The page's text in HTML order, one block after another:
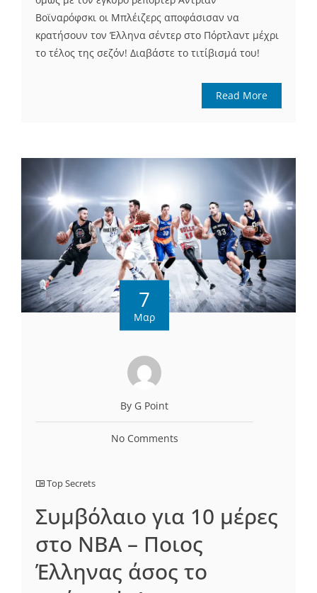
Βοϊναρόφσκι οι Μπλέιζερς αποφάσισαν να
κρατήσουν τον Έλληνα σέντερ στο Πόρτλαντ μέχρι
το τέλος της σεζόν! Διαβάστε το τιτίβισμά του!
Read More
7
Μαρ
By G Point
No Comments
Top Secrets
Συμβόλαιο για 10 μέρες
στο ΝΒΑ – Ποιος
Έλληνας άσος το